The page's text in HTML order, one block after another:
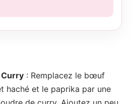
: Remplacez le bœuf
haché et le paprika par une